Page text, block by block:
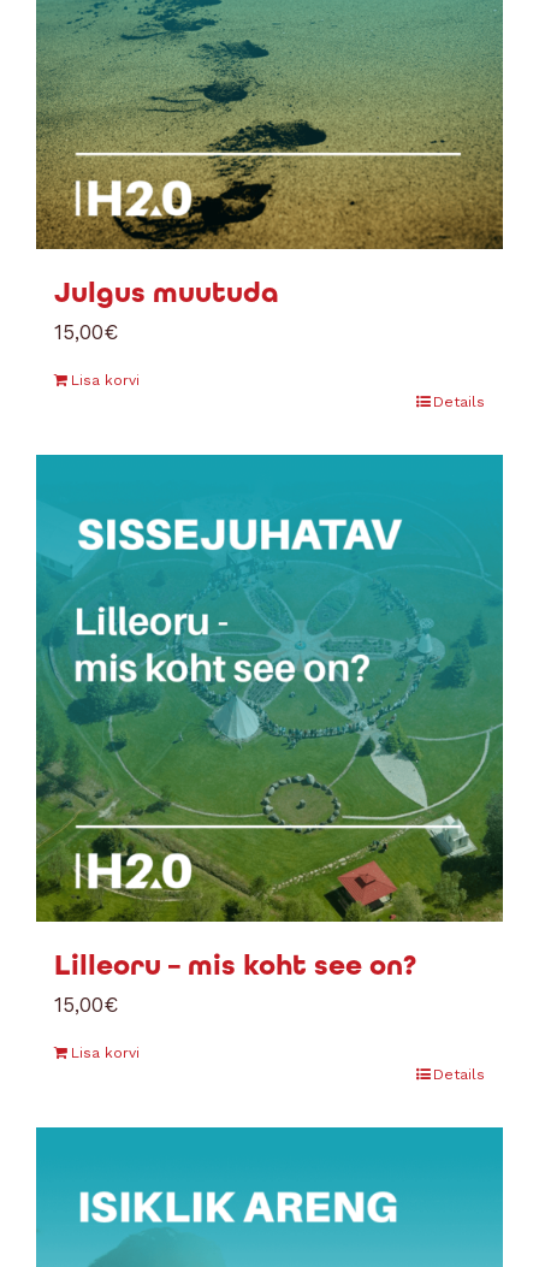
Julgus muutuda
15,00€
Lisa korvi
Details
Lilleoru – mis koht see on?
15,00€
Lisa korvi
Details